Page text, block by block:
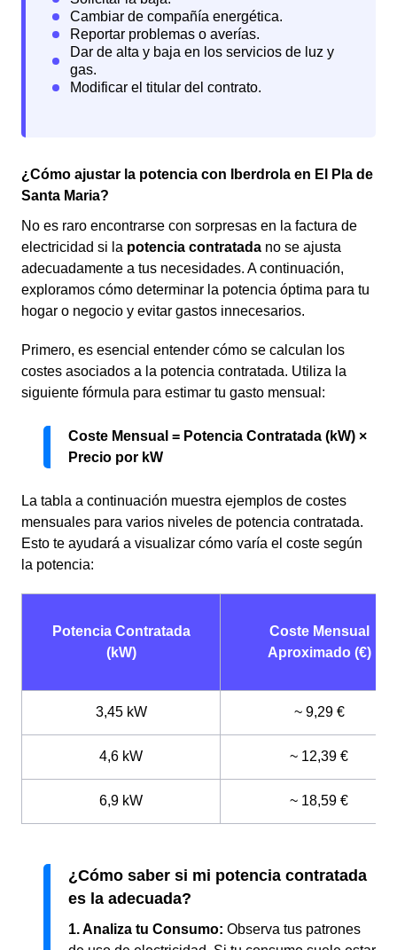
¿Cómo ajustar la potencia con Iberdrola en El Pla de
Santa Maria?
No es raro encontrarse con sorpresas en la factura de
electricidad si la potencia contratada no se ajusta
adecuadamente a tus necesidades. A continuación,
exploramos cómo determinar la potencia óptima para tu
hogar o negocio y evitar gastos innecesarios.
Primero, es esencial entender cómo se calculan los
costes asociados a la potencia contratada. Utiliza la
siguiente fórmula para estimar tu gasto mensual:
Coste Mensual = Potencia Contratada (kW) ×
Precio por kW
La tabla a continuación muestra ejemplos de costes
mensuales para varios niveles de potencia contratada.
Esto te ayudará a visualizar cómo varía el coste según
la potencia:
Potencia Contratada
(kW)
Coste Mensual
Aproximado (€)
3,45 kW ~ 9,29 €
4,6 kW ~ 12,39 €
6,9 kW ~ 18,59 €
¿Cómo saber si mi potencia contratada
es la adecuada?
1. Analiza tu Consumo: Observa tus patrones